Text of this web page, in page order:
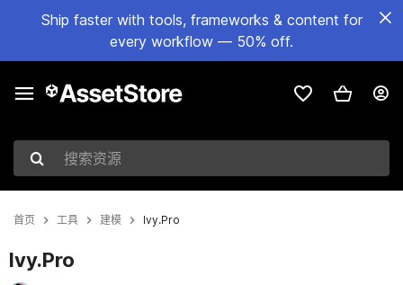
Ship faster with tools, frameworks & content for
every workflow — 50% off.
搜索资源
首页 工具 建模 Ivy.Pro
Ivy.Pro